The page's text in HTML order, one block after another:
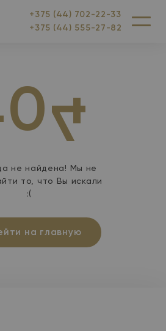
+375 (44) 702-22-33
+375 (44) 555-27-82
Меню
4
не найдена! Мы не
то, что Вы искали
:(
на главную